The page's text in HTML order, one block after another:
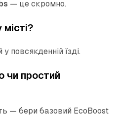
— це скромно.
повсякденній їзді.
чи простий
— бери базовий EcoBoost